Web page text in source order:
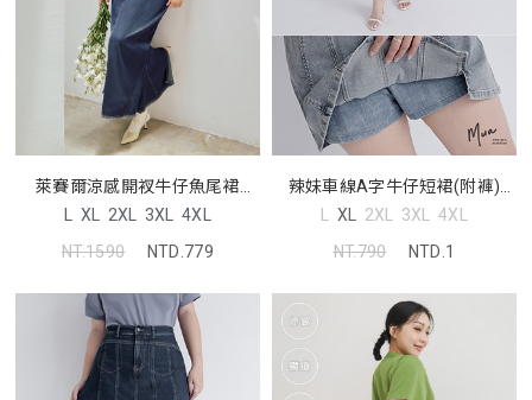
萊賽爾涼感開衩牛仔魚尾裙
MORE U 中大尺碼裙子
L XL 2XL 3XL 4XL
NT.1590
NTD.779
辣妹車線A字牛仔短裙(附褲)
MUA! 中大尺碼裙子
L XL 2XL 3XL 4XL
NT.790
NTD.1